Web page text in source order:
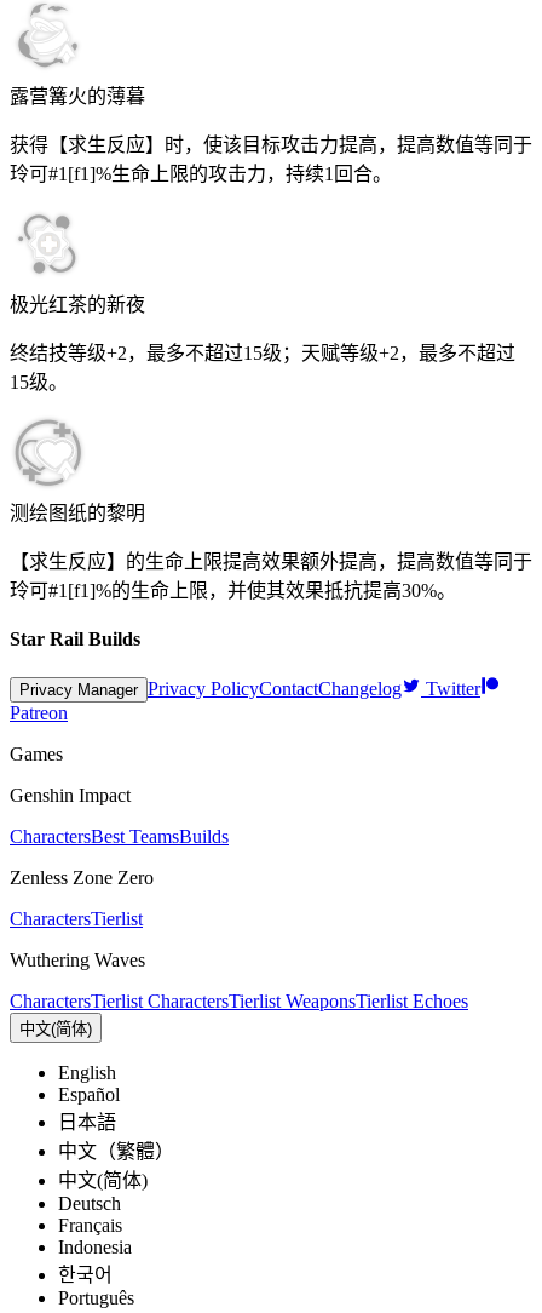
露营篝火的薄暮
获得【求生反应】时，使该目标攻击力提高，提高数值等同于
玲可#1[f1]%生命上限的攻击力，持续1 回合。
极光红茶的新夜
终结技等级+2，最多不超过15级；天赋等级+2，最多不超过
15级。
测绘图纸的黎明
【求生反应】的生命上限提高效果额外提高，提高数值等同于
玲可#1[f1]%的生命上限，并使其效果抵抗提高30%。
Star Rail Builds
Privacy Manager Privacy PolicyContactChangelog
Twitter
Patreon
Games
Genshin Impact
CharactersBest TeamsBuilds
Zenless Zone Zero
CharactersTierlist
Wuthering Waves
CharactersTierlist CharactersTierlist WeaponsTierlist Echoes
中文(简体)
English
Español
日本語
中文（繁體）
中文(简体)
Deutsch
Français
Indonesia
한국어
Português